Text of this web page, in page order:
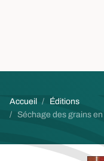
Fil d'Ariane
Accueil
Éditions
Séchage des grains